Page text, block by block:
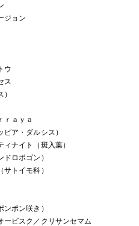
ジョン
ウ
ス
ｒａｙａ
ア・ダルシス）
ナイト（斑入葉）
ロポゴン）
トイモ科）
ポン咲き）
ービスク／クリサンセマム